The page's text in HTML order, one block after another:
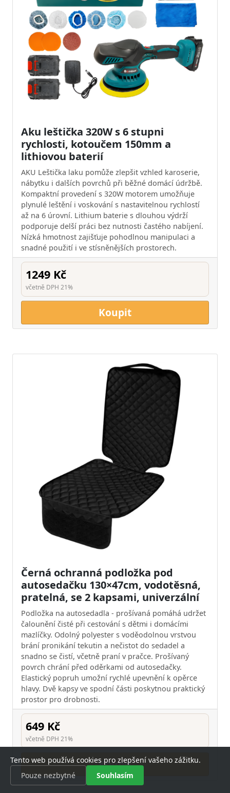
Aku leštička 320W s 6 stupni
rychlosti, kotoučem 150mm a
lithiovou baterií
AKU Leštička laku pomůže zlepšit vzhled karoserie,
nábytku i dalších povrchů při běžné domácí údržbě.
Kompaktní provedení s 320W motorem umožňuje
plynulé leštění i voskování s nastavitelnou rychlostí
až na 6 úrovní. Lithium baterie s dlouhou výdrží
podporuje delší práci bez nutnosti častého nabíjení.
Nízká hmotnost zajišťuje pohodlnou manipulaci a
snadné použití i ve stísněnějších prostorech.
1249 Kč
včetně DPH 21%
Koupit
Černá ochranná podložka pod
autosedačku 130×47cm, vodotěsná,
pratelná, se 2 kapsami, univerzální
Podložka na autosedadla - prošívaná pomáhá udržet
čalounění čisté při cestování s dětmi i domácími
mazlíčky. Odolný polyester s voděodolnou vrstvou
brání pronikání tekutin a nečistot do sedadel a
snadno se čistí, včetně praní v pračce. Prošívaný
povrch chrání před oděrkami od autosedačky.
Elastický popruh umožní rychlé upevnění k opěrce
hlavy. Dvě kapsy ve spodní části poskytnou praktický
prostor pro drobnosti.
649 Kč
včetně DPH 21%
Koupit
Tento web používá cookies pro zlepšení vašeho zážitku.
Pouze nezbytné
Souhlasím